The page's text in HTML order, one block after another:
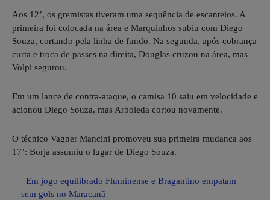
Aos 12’, os gremistas tiveram uma sequência de escanteios. A
primeira foi colocada na área e Marquinhos subiu com Diego
Souza, cortando pela linha de fundo. Na segunda, após cobrança
curta e troca de passes na direita, Douglas cruzou na área, mas
Volpi segurou.
Em um lance de contra-ataque, o camisa 10 saiu em velocidade e
acionou Diego Souza, mas Arboleda cortou novamente.
O técnico Vagner Mancini promoveu sua primeira mudança aos
17’: Borja assumiu o lugar de Diego Souza.
Em jogo equilibrado Fluminense e Bragantino empatam
sem gols no Maracanã